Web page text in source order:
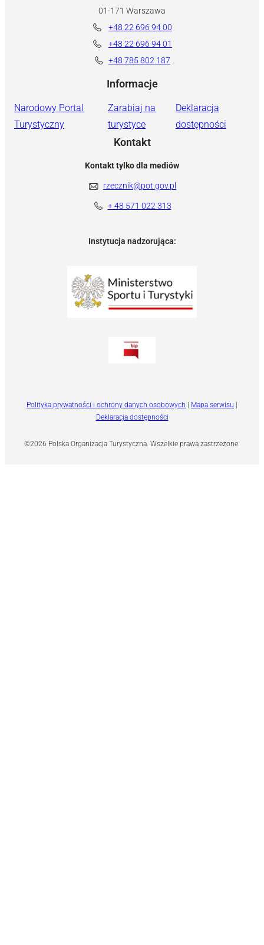
01-171 Warszawa
+48 22 696 94 00
+48 22 696 94 01
+48 785 802 187
Informacje
Narodowy Portal
Turystyczny
Zarabiaj na
turystyce
Deklaracja
dostępności
Kontakt
Kontakt tylko dla mediów
rzecznik@pot.gov.pl
+ 48 571 022 313
Instytucja nadzorująca:
©2026 Polska Organizacja Turystyczna. Wszelkie prawa zastrzeżone.
Polityka prywatności i ochrony danych osobowych | Mapa serwisu |
Deklaracja dostępności